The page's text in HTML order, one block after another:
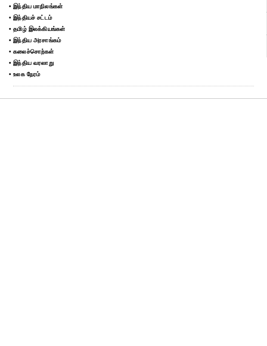
• இந்திய மாநிலங்கள்
• இந்தியச் சட்டம்
• தமிழ் இலக்கியங்கள்
• இந்திய அரசாங்கம்
• கலைச்சொற்கள்
• இந்திய வரலாறு
• உலக நேரம்